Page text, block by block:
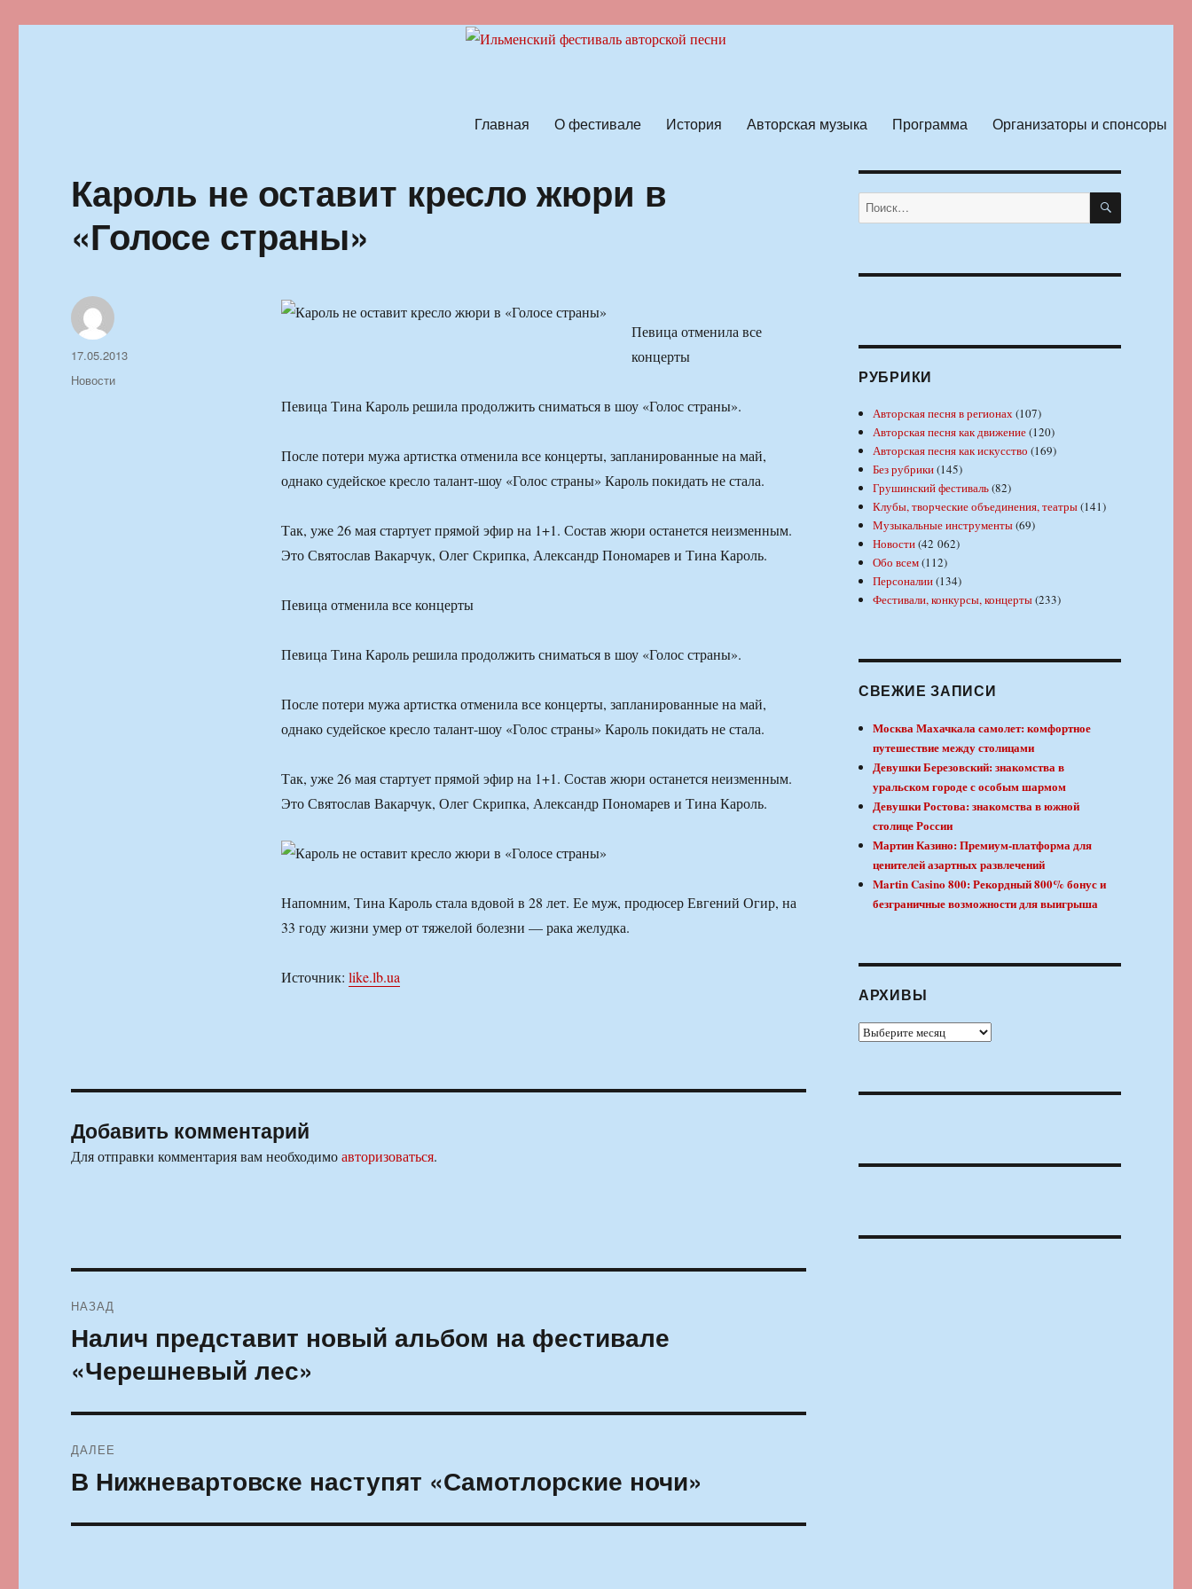
Главная О фестивале История Авторская музыка Программа Организаторы и спонсоры
Кароль не оставит кресло жюри в
«Голосе страны»
Певица отменила все
концерты
Певица Тина Кароль решила продолжить сниматься в шоу «Голос страны».
После потери мужа артистка отменила все концерты, запланированные на май,
однако судейское кресло талант-шоу «Голос страны» Кароль покидать не стала.
Так, уже 26 мая стартует прямой эфир на 1+1. Состав жюри останется неизменным.
Это Святослав Вакарчук, Олег Скрипка, Александр Пономарев и Тина Кароль.
Певица отменила все концерты
Певица Тина Кароль решила продолжить сниматься в шоу «Голос страны».
После потери мужа артистка отменила все концерты, запланированные на май,
однако судейское кресло талант-шоу «Голос страны» Кароль покидать не стала.
Так, уже 26 мая стартует прямой эфир на 1+1. Состав жюри останется неизменным.
Это Святослав Вакарчук, Олег Скрипка, Александр Пономарев и Тина Кароль.
Напомним, Тина Кароль стала вдовой в 28 лет. Ее муж, продюсер Евгений Огир, на
33 году жизни умер от тяжелой болезни — рака желудка.
Источник: like.lb.ua
Автор
Опубликовано
17.05.2013
Рубрики
Новости
Добавить комментарий
Для отправки комментария вам необходимоавторизоваться.
по
записям
НАЗАД
Предыдущая
Налич представит новый альбом на фестивале
«Черешневый лес»
ДАЛЕЕ
Следующая
В Нижневартовске наступят «Самотлорские ночи»
Искать: ПОИСК
РУБРИКИ
Авторская песня в регионах(107)
Авторская песня как движение(120)
Авторская песня как искусство (169)
Без рубрики(145)
Грушинский фестиваль(82)
Клубы, творческие объединения, театры(141)
Музыкальные инструменты(69)
Новости(42 062)
Обо всем(112)
Персоналии(134)
Фестивали, конкурсы, концерты(233)
СВЕЖИЕ ЗАПИСИ
Москва Махачкала самолет: комфортное
путешествие между столицами
Девушки Березовский: знакомства в
уральском городе с особым шармом
Девушки Ростова: знакомства в южной
столице России
Мартин Казино: Премиум-платформа для
ценителей азартных развлечений
Martin Casino 800: Рекордный 800% бонус и
безграничные возможности для выигрыша
АРХИВЫ
Архивы